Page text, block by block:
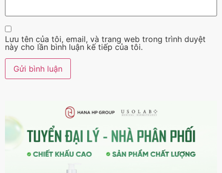
Lưu tên của tôi, email, và trang web trong trình duyệt
này cho lần bình luận kế tiếp của tôi.